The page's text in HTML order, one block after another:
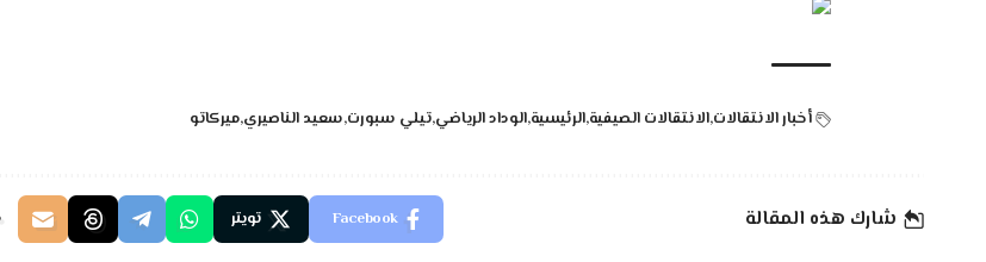
أخبار الانتقالات الانتقالات الصيفية الرئيسية الوداد الرياضي تيلي سبورت سعيد الناصيري ميركاتو
شارك هذه المقالة Facebook تويتر